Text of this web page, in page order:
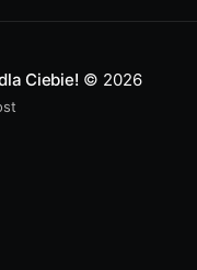
Ciebie! © 2026